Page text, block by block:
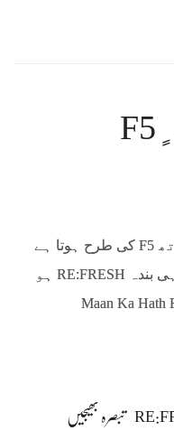
ماں کا ہاتھ F5 کی طرح ہوتا ہے
منہ پر پڑتے ہی بندہ RE:FRESH ہو
تبصرہ بھیجیں